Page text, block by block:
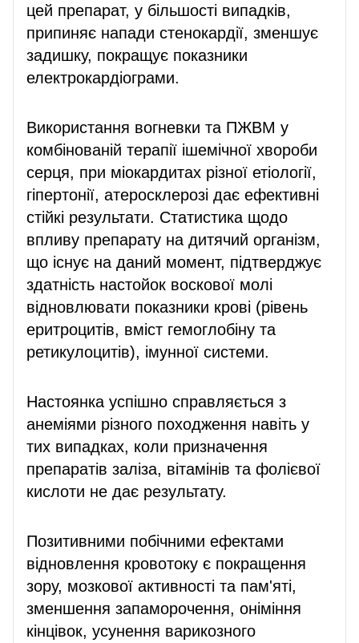
цей препарат, у більшості випадків,
припиняє напади стенокардії, зменшує
задишку, покращує показники
електрокардіограми.
Використання вогневки та ПЖВМ у
комбінованій терапії ішемічної хвороби
серця, при міокардитах різної етіології,
гіпертонії, атеросклерозі дає ефективні
стійкі результати. Статистика щодо
впливу препарату на дитячий організм,
що існує на даний момент, підтверджує
здатність настойок воскової молі
відновлювати показники крові (рівень
еритроцитів, вміст гемоглобіну та
ретикулоцитів), імунної системи.
Настоянка успішно справляється з
анеміями різного походження навіть у
тих випадках, коли призначення
препаратів заліза, вітамінів та фолієвої
кислоти не дає результату.
Позитивними побічними ефектами
відновлення кровотоку є покращення
зору, мозкової активності та пам'яті,
зменшення запаморочення, оніміння
кінцівок, усунення варикозного